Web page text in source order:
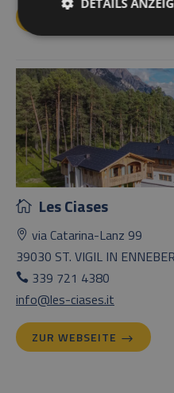
Les Ciases
via Catarina-Lanz 99
39030 ST. VIGIL IN
339 721 4380
info@les-ciases.it
ZUR WEBSEITE
DETAILS